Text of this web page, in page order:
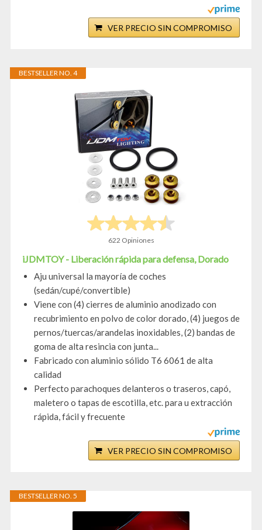
VER PRECIO SIN COMPROMISO
BESTSELLER NO. 4
622 Opiniones
iJDMTOY - Liberación rápida para defensa, Dorado
Aju universal la mayoría de coches
(sedán/cupé/convertible)
Viene con (4) cierres de aluminio anodizado con
recubrimiento en polvo de color dorado, (4) juegos de
pernos/tuercas/arandelas inoxidables, (2) bandas de
goma de alta resincia con junta...
Fabricado con aluminio sólido T6 6061 de alta
calidad
Perfecto parachoques delanteros o traseros, capó,
maletero o tapas de escotilla, etc. para u extracción
rápida, fácil y frecuente
VER PRECIO SIN COMPROMISO
BESTSELLER NO. 5